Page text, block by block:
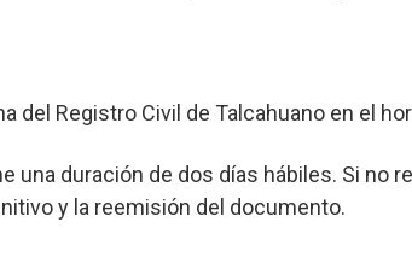
del Registro Civil de Talcahuano en el
una duración de dos días hábiles. Si no
y la reemisión del documento.